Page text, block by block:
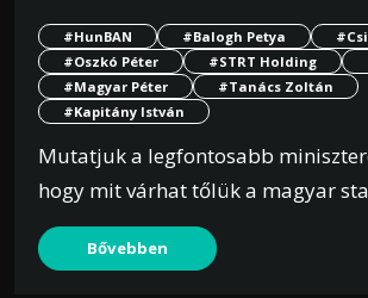
#HunBAN #Balogh Petya
#Oszkó Péter
#STRT Holding
#Magyar Péter
#Tanács Zoltán
#Kapitány István
Mutatjuk a legfontosabb
hogy mit várhat tőlük a magyar
Bővebben